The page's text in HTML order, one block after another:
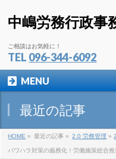
中嶋労務行政事
ご相談はお気軽に！
TEL 096-344-6092
MENU
最近の記事
HOME » 最近の記事 » 2.0 労務管理 »
パワハラ対策の義務化！労働施策総合